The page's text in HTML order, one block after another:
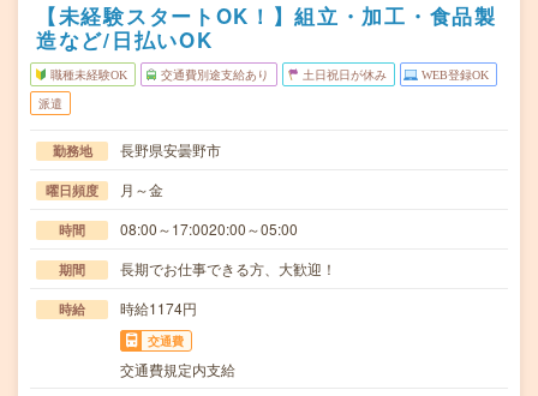
【未経験スタートOK！】組立・加工・食品製
造など/日払いOK
職種未経験OK 交通費別途支給あり 土日祝日が休み WEB登録OK
派遣
勤務地 長野県安曇野市
曜日頻度 月～金
時間 08:00～17:0020:00～05:00
期間 長期でお仕事できる方、大歓迎！
時給 時給1174円
交通費
交通費規定内支給